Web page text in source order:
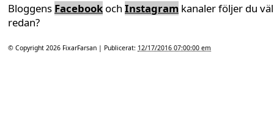
Bloggens Facebook och Instagram kanaler följer du väl
redan?
© Copyright 2026 FixarFarsan | Publicerat: 12/17/2016 07:00:00 em